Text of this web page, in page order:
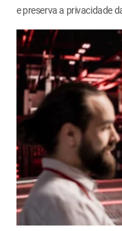
e preserva a privacidade